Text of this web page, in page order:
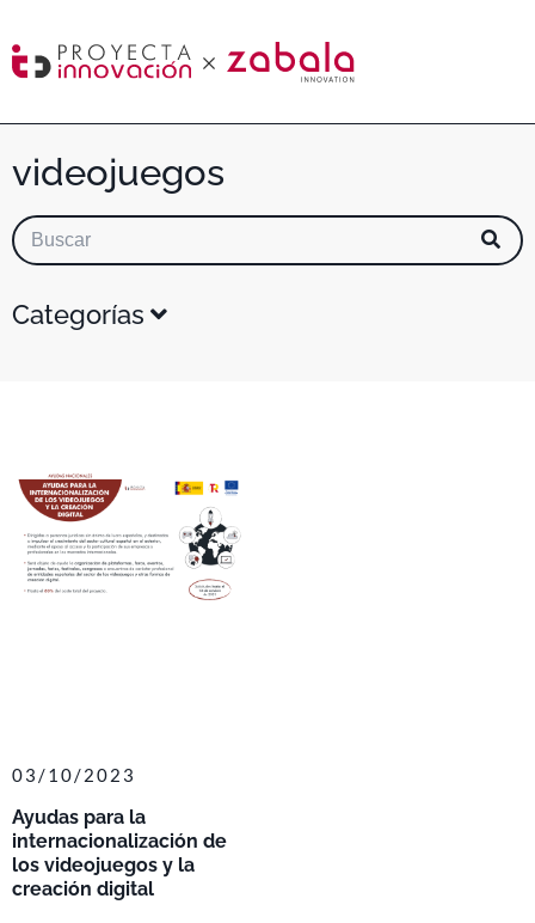
videojuegos
Categorías
Ayudas para la
internacionalización de
los videojuegos y la
creación digital
03/10/2023